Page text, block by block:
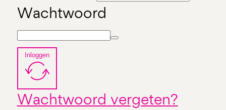
Wachtwoord
Inloggen
Wachtwoord vergeten?